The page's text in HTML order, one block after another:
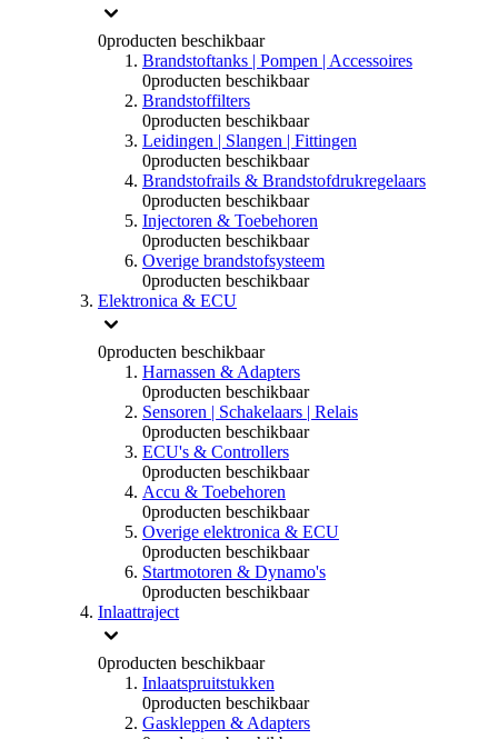
0producten beschikbaar
Brandstoftanks | Pompen | Accessoires
0producten beschikbaar
Brandstoffilters
0producten beschikbaar
Leidingen | Slangen | Fittingen
0producten beschikbaar
Brandstofrails & Brandstofdrukregelaars
0producten beschikbaar
Injectoren & Toebehoren
0producten beschikbaar
Overige brandstofsysteem
0producten beschikbaar
Elektronica & ECU
0producten beschikbaar
Harnassen & Adapters
0producten beschikbaar
Sensoren | Schakelaars | Relais
0producten beschikbaar
ECU's & Controllers
0producten beschikbaar
Accu & Toebehoren
0producten beschikbaar
Overige elektronica & ECU
0producten beschikbaar
Startmotoren & Dynamo's
0producten beschikbaar
Inlaattraject
0producten beschikbaar
Inlaatspruitstukken
0producten beschikbaar
Gaskleppen & Adapters